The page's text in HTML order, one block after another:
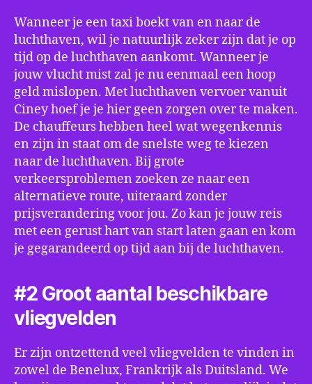
Wanneer je een taxi boekt van en naar de
luchthaven, wil je natuurlijk zeker zijn dat je op
tijd op de luchthaven aankomt. Wanneer je
jouw vlucht mist zal je nu eenmaal een hoop
geld mislopen. Met luchthaven vervoer vanuit
Ciney hoef je je hier geen zorgen over te maken.
De chauffeurs hebben heel wat wegenkennis
en zijn in staat om de snelste weg te kiezen
naar de luchthaven. Bij grote
verkeersproblemen zoeken ze naar een
alternatieve route, uiteraard zonder
prijsverandering voor jou. Zo kan je jouw reis
met een gerust hart van start laten gaan en kom
je gegarandeerd op tijd aan bij de luchthaven.
#2 Groot aantal beschikbare
vliegvelden
Er zijn ontzettend veel vliegvelden te vinden in
zowel de Benelux, Frankrijk als Duitsland. We